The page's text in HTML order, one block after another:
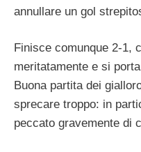
annullare un gol
Finisce comunque 2-1,
meritatamente e si
Buona partita dei
sprecare troppo: in
peccato gravemente di